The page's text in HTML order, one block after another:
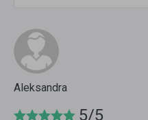
Aleksandra
5/5